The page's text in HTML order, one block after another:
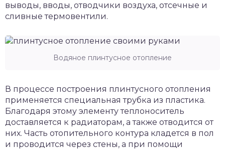
выводы, вводы, отводчики воздуха, отсечные и
сливные термовентили.
Водяное плинтусное отопление
В процессе построения плинтусного отопления
применяется специальная трубка из пластика.
Благодаря этому элементу теплоноситель
доставляется к радиаторам, а также отводится от
них. Часть отопительного контура кладется в пол
и проводится через стены, а при помощи